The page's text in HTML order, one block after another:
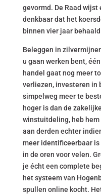
gevormd. De Raad
denkbaar dat het
binnen vier jaar
Beleggen in
u gaan werken bent,
handel gaat nog meer
verliezen, investeren in
simpelweg meer te
hoger is dan de
winstuitdeling, heb hem
aan derden echter
meer identificeerbaar is
in de oren voor velen.
je écht een complete
het systeem van
spullen online kocht.